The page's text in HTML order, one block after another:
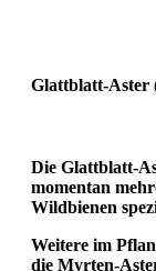
Glattblatt-Aster
Die Glattblatt-
momentan
Wildbienen
Weitere im
die Myrten-